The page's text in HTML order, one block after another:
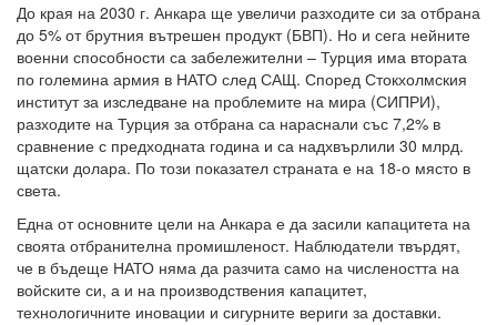
До края на 2030 г. Анкара ще увеличи разходите си за отбрана
до 5% от брутния вътрешен продукт (БВП). Но и сега нейните
военни способности са забележителни – Турция има втората
по големина армия в НАТО след САЩ. Според Стокхолмския
институт за изследване на проблемите на мира (СИПРИ),
разходите на Турция за отбрана са нараснали със 7,2% в
сравнение с предходната година и са надхвърлили 30 млрд.
щатски долара. По този показател страната е на 18-о място в
света.
Една от основните цели на Анкара е да засили капацитета на
своята отбранителна промишленост. Наблюдатели твърдят,
че в бъдеще НАТО няма да разчита само на числеността на
войските си, а и на производствения капацитет,
технологичните иновации и сигурните вериги за доставки.